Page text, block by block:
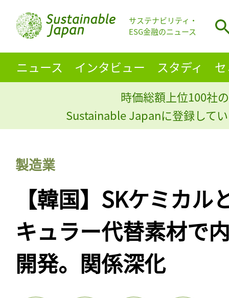
サステナビリティ・
ESG金融のニュース
ニュース インタビュー スタディ
時価総額上位100社
Sustainable Japanに登録して
製造業
【韓国】SKケミカ
キュラー代替素材で
開発。関係深化